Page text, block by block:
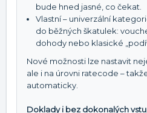
bude hned jasné, co čekat.
Vlastní – univerzální
do běžných škatulek:
dohody nebo klasické
Nové možnosti lze nastavit
ale i na úrovni ratecode –
automaticky.
Doklady i bez dokonalých